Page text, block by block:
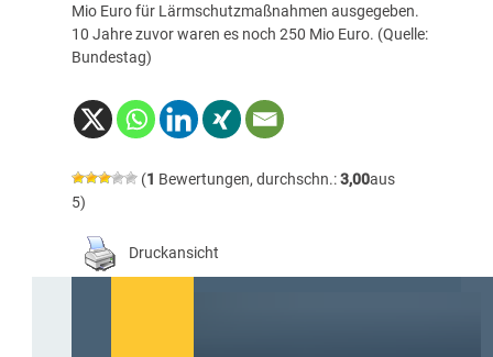
Mio Euro für Lärmschutzmaßnahmen ausgegeben.
10 Jahre zuvor waren es noch 250 Mio Euro. (Quelle:
Bundestag)
(1 Bewertungen, durchschn.:3,00aus
5)
Druckansicht